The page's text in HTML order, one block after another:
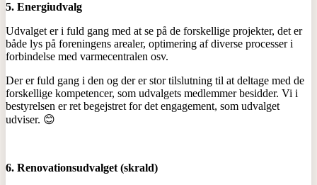
5. Energiudvalg
Udvalget er i fuld gang med at se på de forskellige projekter, det er
både lys på foreningens arealer, optimering af diverse processer i
forbindelse med varmecentralen osv.
Der er fuld gang i den og der er stor tilslutning til at deltage med de
forskellige kompetencer, som udvalgets medlemmer besidder. Vi i
bestyrelsen er ret begejstret for det engagement, som udvalget
udviser. 😊
6. Renovationsudvalget (skrald)